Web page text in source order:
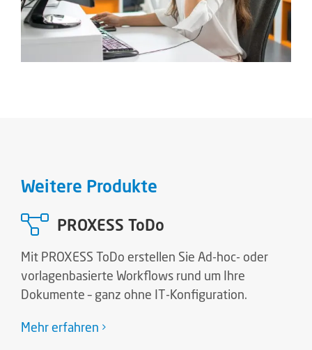
Weitere Produkte
PROXESS ToDo
Mit PROXESS ToDo erstellen Sie Ad-hoc- oder
vorlagenbasierte Workflows rund um Ihre
Dokumente – ganz ohne IT-Konfiguration.
Mehr erfahren